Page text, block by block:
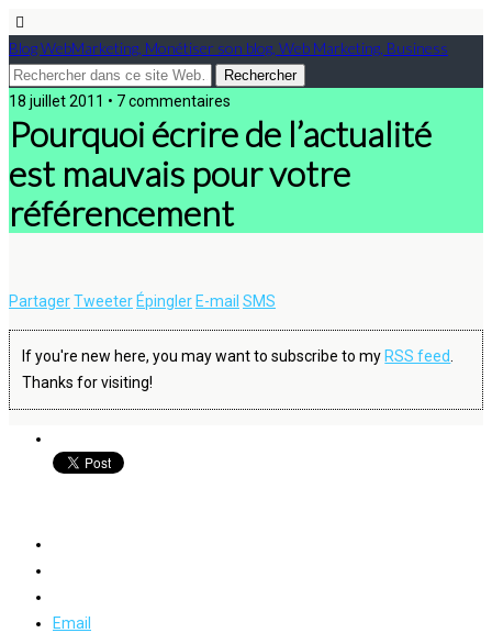
Blog WebMarketing, Monétiser son blog, Web Marketing, Business
18 juillet 2011 • 7 commentaires
Pourquoi écrire de l’actualité
est mauvais pour votre
référencement
PartagerTweeter Épingler E-mail SMS
If you're new here, you may want to subscribe to my RSS feed.
Thanks for visiting!
Email